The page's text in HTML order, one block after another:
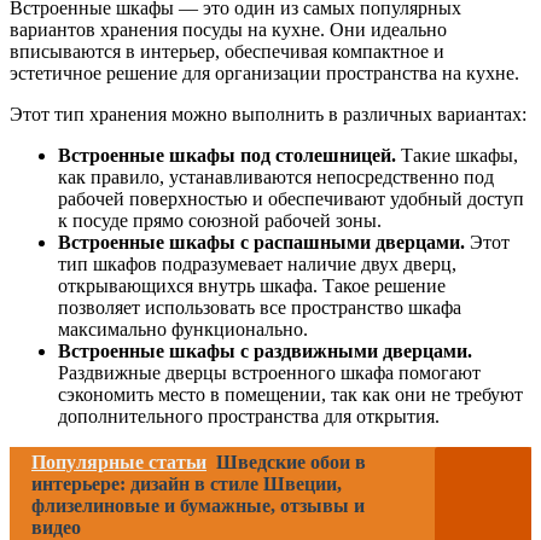
Встроенные шкафы — это один из самых популярных
вариантов хранения посуды на кухне. Они идеально
вписываются в интерьер, обеспечивая компактное и
эстетичное решение для организации пространства на кухне.
Этот тип хранения можно выполнить в различных вариантах:
Встроенные шкафы под столешницей. Такие шкафы,
как правило, устанавливаются непосредственно под
рабочей поверхностью и обеспечивают удобный доступ
к посуде прямо союзной рабочей зоны.
Встроенные шкафы с распашными дверцами. Этот
тип шкафов подразумевает наличие двух дверц,
открывающихся внутрь шкафа. Такое решение
позволяет использовать все пространство шкафа
максимально функционально.
Встроенные шкафы с раздвижными дверцами.
Раздвижные дверцы встроенного шкафа помогают
сэкономить место в помещении, так как они не требуют
дополнительного пространства для открытия.
Популярные статьи Шведские обои в
интерьере: дизайн в стиле Швеции,
флизелиновые и бумажные, отзывы и
видео